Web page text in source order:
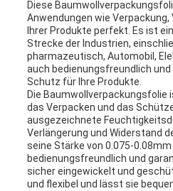
Diese
Anwendungen wie
Ihrer Produkte perfekt. Es ist
Strecke der Industrien,
pharmazeutisch, Automobil,
auch bedienungsfreundlich
Schutz für Ihre Produkte.
Die Baumwollverpackungsfolie
das Verpacken und das
ausgezeichnete
Verlängerung und Widerstand
seine Stärke von 0.075-
bedienungsfreundlich und
sicher eingewickelt und
und flexibel und lässt sie